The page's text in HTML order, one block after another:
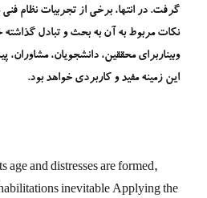
گرفت. در انتها، برخی از تجربیات نظام
نکات مربوط به آن به بحث و تبادل
وبیناربرای محققین، دانشجویان، مشاوران،
این زمینه مفید و کاربردی خواهد بود.
age and distresses are formed,
inevitable Applying the